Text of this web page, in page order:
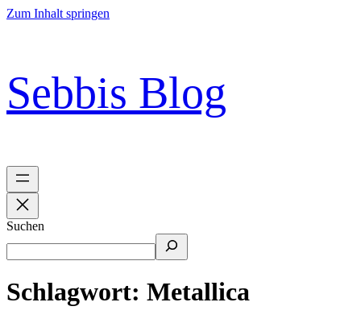
Zum Inhalt springen
Sebbis Blog
Suchen
Schlagwort: Metallica